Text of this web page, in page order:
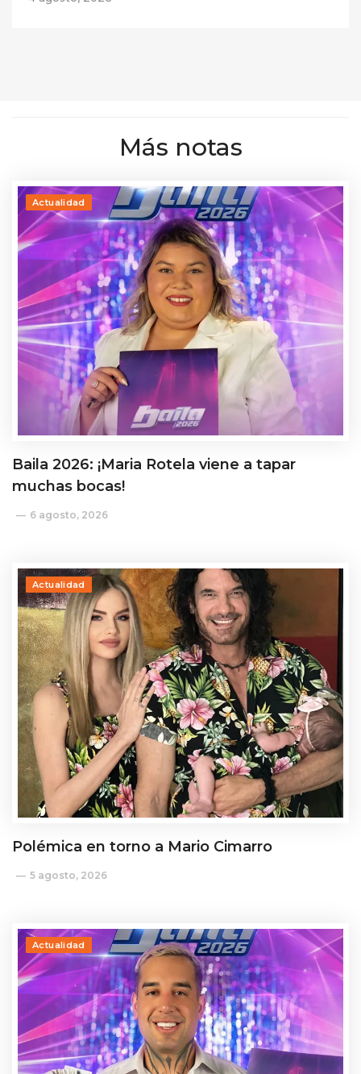
Más notas
Actualidad
Baila 2026: ¡Maria Rotela viene a tapar
muchas bocas!
6 agosto, 2026
Actualidad
Polémica en torno a Mario Cimarro
5 agosto, 2026
Actualidad